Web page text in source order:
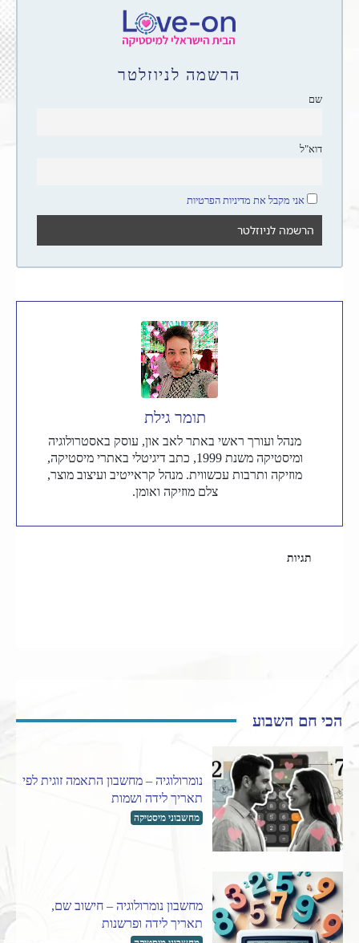
הכי חם השבוע
נומרולוגיה – מחשבון התאמה זוגית לפי
תאריך לידה ושמות
מחשבוני מיסטיקה
מחשבון נומרולוגיה – חישוב שם,
תאריך לידה ופרשנות
הרשמה לניוזלטר
שם
דוא"ל
אני מקבל את מדיניות הפרטיות
תומר גילת
מנהל ועורך ראשי באתר לאב און, עוסק באסטרולוגיה
ומיסטיקה משנת 1999, כתב דיגיטלי באתרי מיסטיקה,
מוזיקה ותרבות עכשווית. מנהל קראייטיב ועיצוב מוצר,
צלם מוזיקה ואומן.
תגיות